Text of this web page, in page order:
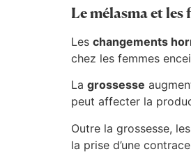
Le mélasma et les
Les changements
chez les femmes
La grossesse
peut affecter la
Outre la grossesse, les
la prise d’une